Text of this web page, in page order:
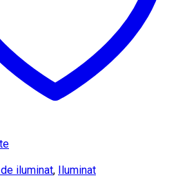
iluminat, Iluminat